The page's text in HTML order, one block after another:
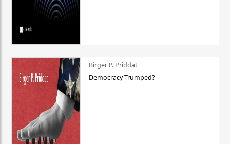
Birger P. Priddat
Democracy Trumped?